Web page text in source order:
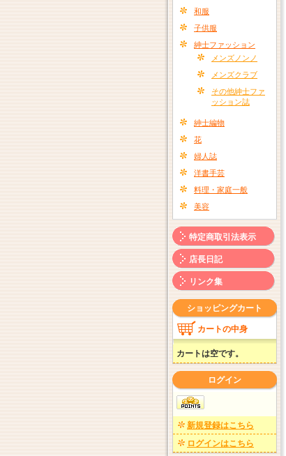
和服
子供服
紳士ファッション
メンズノンノ
メンズクラブ
その他紳士ファ
ッション誌
紳士編物
花
婦人誌
洋書手芸
料理・家庭一般
美容
特定商取引法表示
店長日記
リンク集
ショッピングカート
カートの中身
カートは空です。
ログイン
新規登録はこちら
ログインはこちら